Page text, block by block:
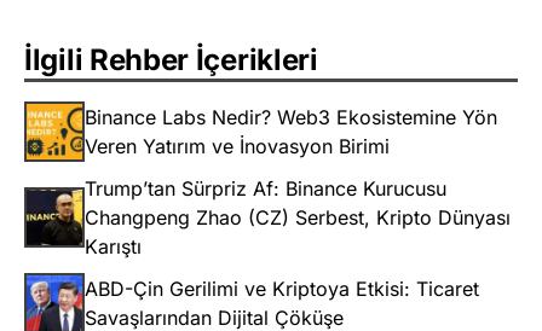
İlgili Rehber İçerikleri
Binance Labs Nedir? Web3 Ekosistemine Yön
Veren Yatırım ve İnovasyon Birimi
Trump’tan Sürpriz Af: Binance Kurucusu
Changpeng Zhao (CZ) Serbest, Kripto Dünyası
Karıştı
ABD-Çin Gerilimi ve Kriptoya Etkisi: Ticaret
Savaşlarından Dijital Çöküşe